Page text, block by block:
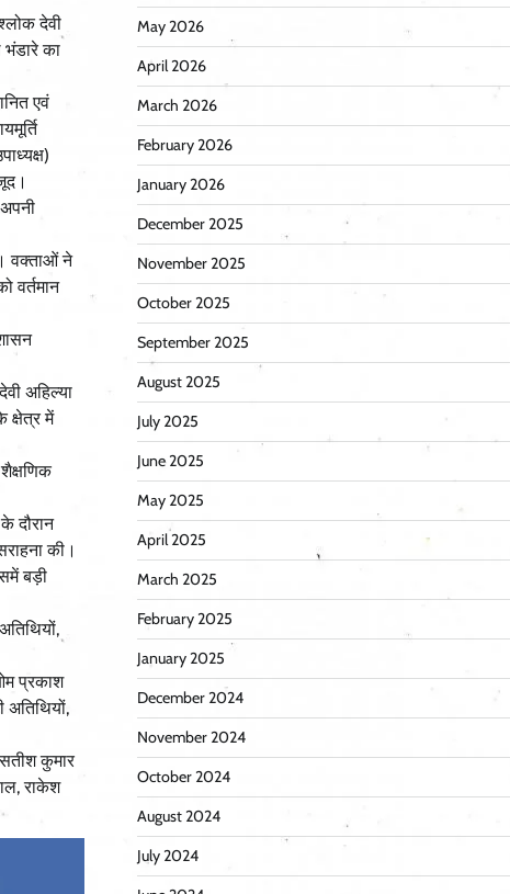
देवी
भंडारे का
एवं
वक्ताओं ने
वर्तमान
अहिल्या
क्षेत्र में
दौरान
की।
बड़ी
प्रकाश
अतिथियों,
कुमार
राकेश
May 2026
April 2026
March 2026
February 2026
January 2026
December 2025
November 2025
October 2025
September 2025
August 2025
July 2025
June 2025
May 2025
April 2025
March 2025
February 2025
January 2025
December 2024
November 2024
October 2024
August 2024
July 2024